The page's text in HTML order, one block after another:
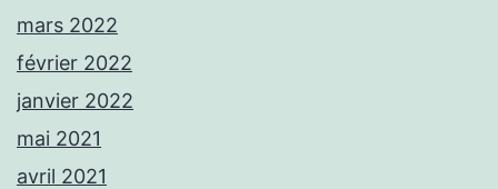
mars 2022
février 2022
janvier 2022
mai 2021
avril 2021